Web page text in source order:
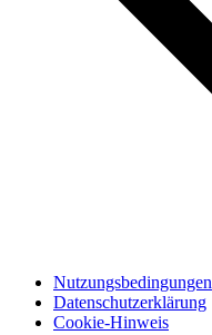
Nutzungsbedingungen
Datenschutzerklärung
Cookie-Hinweis